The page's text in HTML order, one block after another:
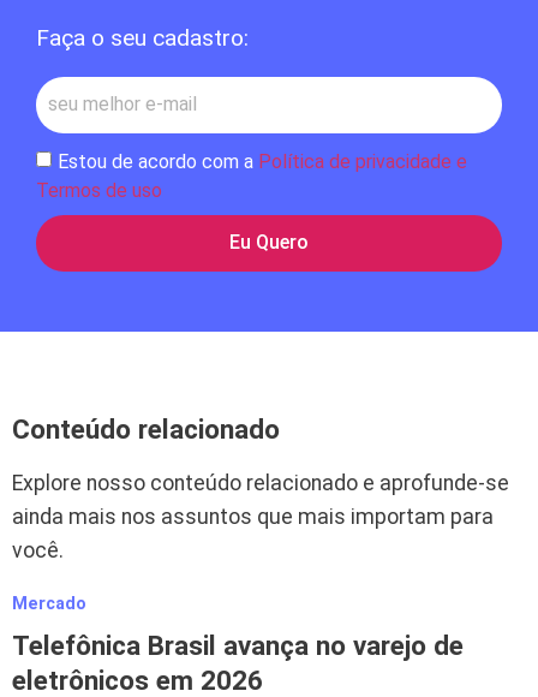
Faça o seu cadastro:
Estou de acordo com a Política de privacidade e
Termos de uso
Eu Quero
Conteúdo relacionado
Explore nosso conteúdo relacionado e aprofunde-se
ainda mais nos assuntos que mais importam para
você.
Mercado
Telefônica Brasil avança no varejo de
eletrônicos em 2026